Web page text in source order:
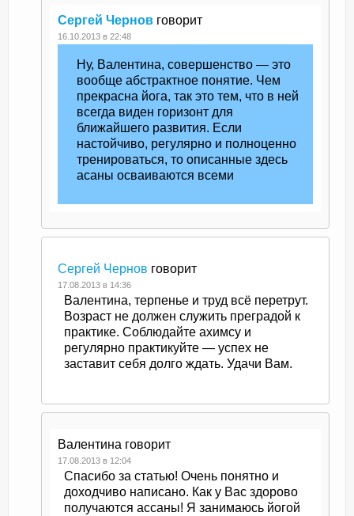
Сергей Чернов говорит
16.10.2013 в 22:48
Ну, Валентина, совершенство — это
вообще абстрактное понятие. Чем
прекрасна йога, так это тем, что в ней
всегда виден горизонт для
ближайшего развития. Если
настойчиво, регулярно и полноценно
тренироваться, то описанные здесь
асаны осваиваются всеми
Сергей Чернов говорит
17.08.2013 в 14:36
Валентина, терпенье и труд всё перетрут.
Возраст не должен служить преградой к
практике. Соблюдайте ахимсу и
регулярно практикуйте — успех не
заставит себя долго ждать. Удачи Вам.
Валентина говорит
17.08.2013 в 12:04
Спасибо за статью! Очень понятно и
доходчиво написано. Как у Вас здорово
получаются ассаны! Я занимаюсь йогой